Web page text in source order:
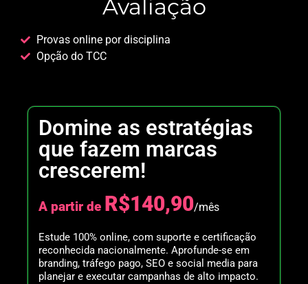
Avaliação
Provas online por disciplina
Opção do TCC
Domine as estratégias
que fazem marcas
crescerem!
A partir de R$140,90/mês
Estude 100% online, com suporte e certificação
reconhecida nacionalmente. Aprofunde-se em
branding, tráfego pago, SEO e social media para
planejar e executar campanhas de alto impacto.